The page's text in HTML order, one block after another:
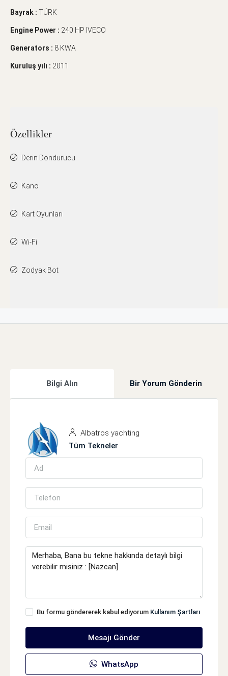
Bayrak : TÜRK
Engine Power : 240 HP IVECO
Generators : 8 KWA
Kuruluş yılı : 2011
Özellikler
Derin Dondurucu
Kano
Kart Oyunları
Wi-Fi
Zodyak Bot
Bilgi Alın Bir Yorum Gönderin
Albatros yachting
Tüm Tekneler
Bu formu göndererek kabul ediyorum Kullanım Şartları
Mesajı Gönder
WhatsApp